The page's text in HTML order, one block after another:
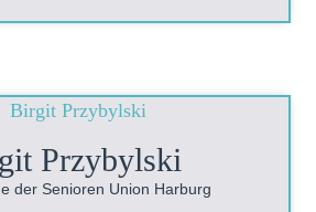
Przybylski
der Senioren Union Harburg